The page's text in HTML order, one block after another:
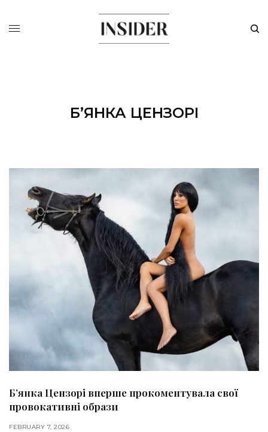
Б’ЯНКА ЦЕНЗОРІ
Б’янка Цензорі вперше прокоментувала свої
провокативні образи
FEBRUARY 7, 2026